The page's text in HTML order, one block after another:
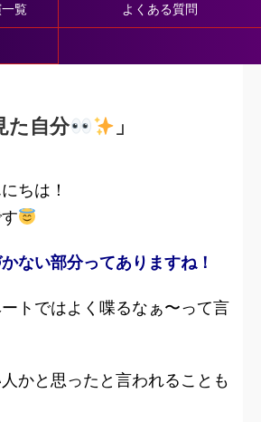
覧 よくある質問
た自分 」
ちは！
ない部分ってありますね！
トではよく喋るなぁ〜って言
かと思ったと言われることも